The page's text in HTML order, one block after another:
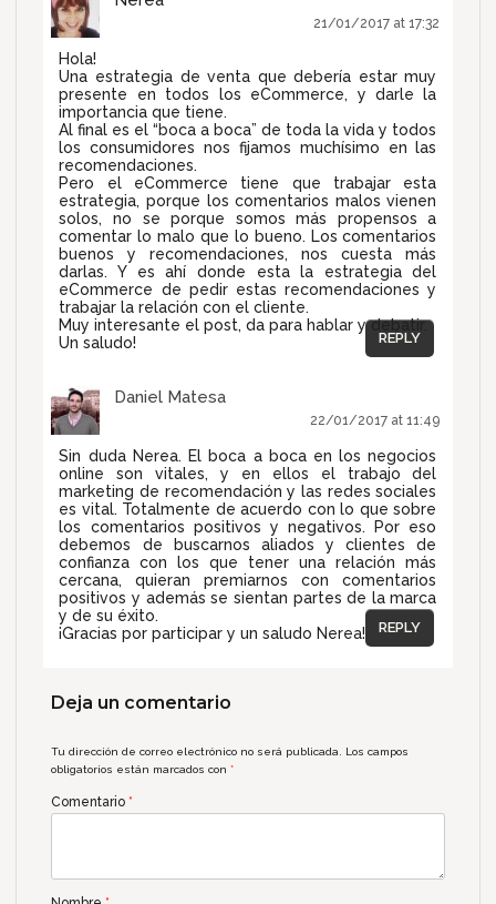
21/01/2017 at 17:32
Hola!
Una estrategia de venta que debería estar muy
presente en todos los eCommerce, y darle la
importancia que tiene.
Al final es el “boca a boca” de toda la vida y todos
los consumidores nos fijamos muchísimo en las
recomendaciones.
Pero el eCommerce tiene que trabajar esta
estrategia, porque los comentarios malos vienen
solos, no se porque somos más propensos a
comentar lo malo que lo bueno. Los comentarios
buenos y recomendaciones, nos cuesta más
darlas. Y es ahí donde esta la estrategia del
eCommerce de pedir estas recomendaciones y
trabajar la relación con el cliente.
Muy interesante el post, da para hablar y debatir.
Un saludo!
REPLY
Daniel Matesa
22/01/2017 at 11:49
Sin duda Nerea. El boca a boca en los negocios
online son vitales, y en ellos el trabajo del
marketing de recomendación y las redes sociales
es vital. Totalmente de acuerdo con lo que sobre
los comentarios positivos y negativos. Por eso
debemos de buscarnos aliados y clientes de
confianza con los que tener una relación más
cercana, quieran premiarnos con comentarios
positivos y además se sientan partes de la marca
y de su éxito.
¡Gracias por participar y un saludo Nerea!
REPLY
Deja un comentario
Tu dirección de correo electrónico no será publicada.
Los campos
obligatorios están marcados con*
Comentario *